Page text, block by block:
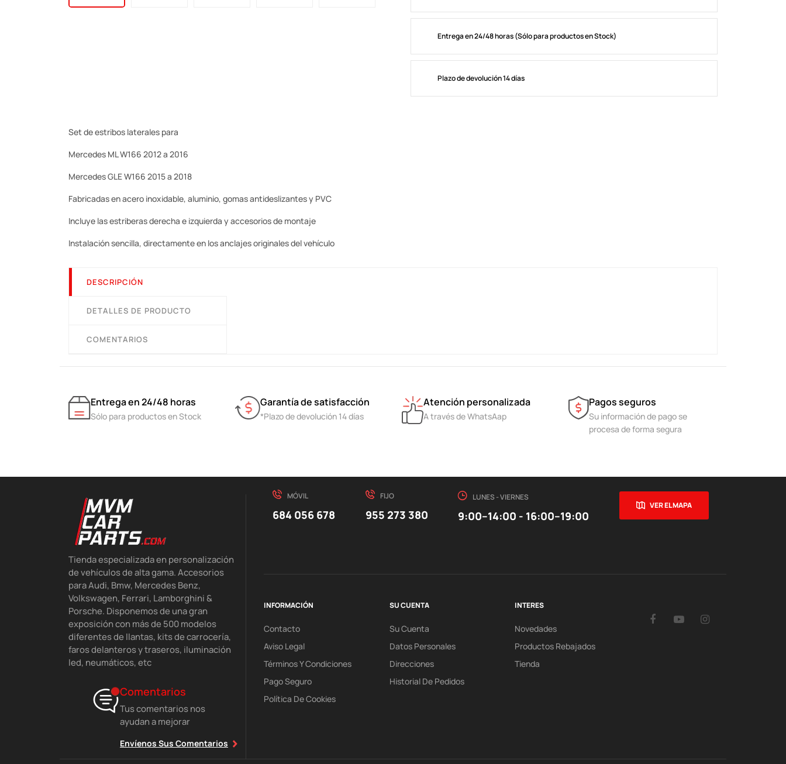
Entrega en 24/48 horas (Sólo para productos en Stock)
Plazo de devolución 14 días
Set de estribos laterales para
Mercedes ML W166 2012 a 2016
Mercedes GLE W166 2015 a 2018
Fabricadas en acero inoxidable, aluminio, gomas antideslizantes y PVC
Incluye las estriberas derecha e izquierda y accesorios de montaje
Instalación sencilla, directamente en los anclajes originales del vehículo
DESCRIPCIÓN
DETALLES DE PRODUCTO
COMENTARIOS
Entrega en 24/48 horas
Sólo para productos en Stock
Garantía de satisfacción
*Plazo de devolución 14 días
Atención personalizada
A través de WhatsAap
Pagos seguros
Su información de pago se
procesa de forma segura
Tienda especializada en personalización
de vehículos de alta gama. Accesorios
para Audi, Bmw, Mercedes Benz,
Volkswagen, Ferrari, Lamborghini &
Porsche. Disponemos de una gran
exposición con más de 500 modelos
diferentes de llantas, kits de carrocería,
faros delanteros y traseros, iluminación
led, neumáticos, etc
Comentarios
Tus comentarios nos
ayudan a mejorar
Envíenos Sus Comentarios
MÓVIL
684 056 678
FIJO
955 273 380
LUNES - VIERNES
9:00–14:00 - 16:00–19:00
VER EL MAPA
INFORMACIÓN
Contacto
Aviso Legal
Términos Y Condiciones
Pago Seguro
Política De Cookies
SU CUENTA
Su Cuenta
Datos Personales
Direcciones
Historial De Pedidos
INTERES
Novedades
Productos Rebajados
Tienda
FacebookYouTube